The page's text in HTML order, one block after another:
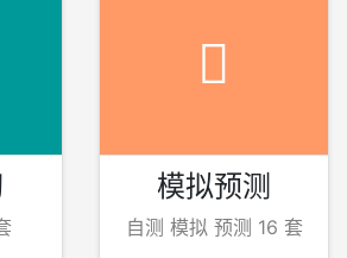
模拟预测
自测 模拟 预测 16 套